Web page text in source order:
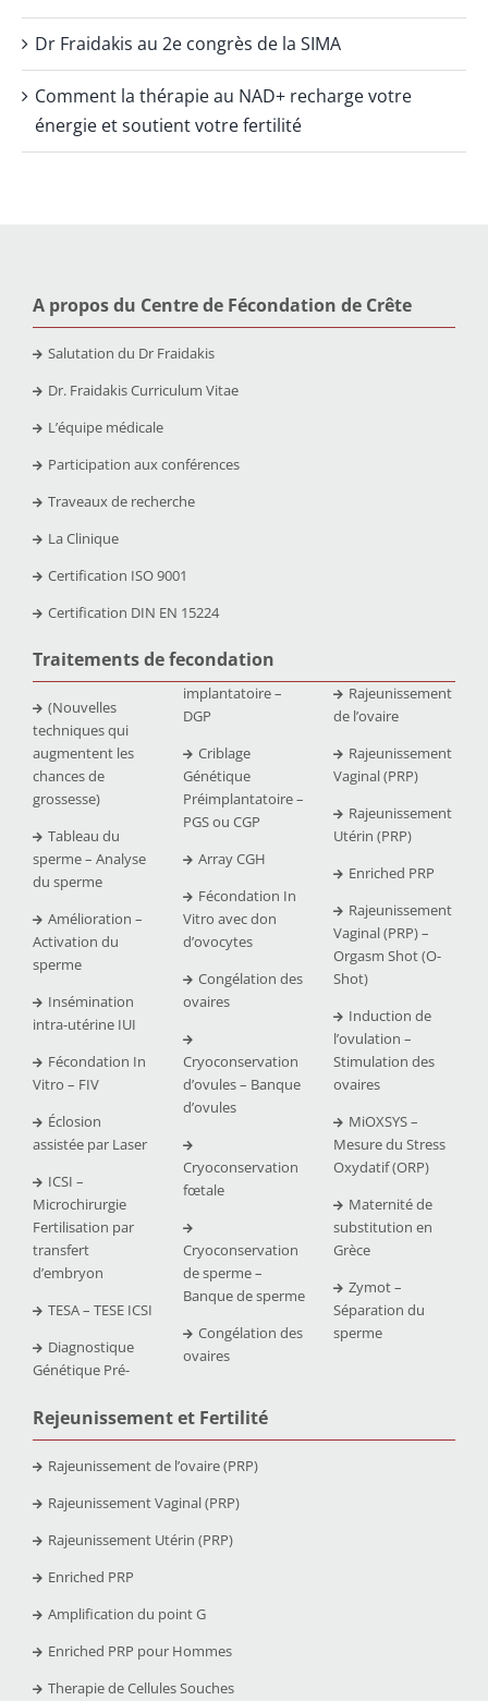
Dr Fraidakis au 2e congrès de la SIMA
Comment la thérapie au NAD+ recharge votre
énergie et soutient votre fertilité
A propos du Centre de Fécondation de Crête
Salutation du Dr Fraidakis
Dr. Fraidakis Curriculum Vitae
L’équipe médicale
Participation aux conférences
Traveaux de recherche
La Clinique
Certification ISO 9001
Certification DIN EN 15224
Traitements de fecondation
(Nouvelles
techniques qui
augmentent les
chances de
grossesse)
Tableau du
sperme – Analyse
du sperme
Amélioration –
Activation du
sperme
Insémination
intra-utérine IUI
Fécondation In
Vitro – FIV
Éclosion
assistée par Laser
ICSI –
Microchirurgie
Fertilisation par
transfert
d’embryon
TESA – TESE ICSI
Diagnostique
Génétique Pré-
implantatoire –
DGP
Criblage
Génétique
Préimplantatoire –
PGS ou CGP
Array CGH
Fécondation In
Vitro avec don
d’ovocytes
Congélation des
ovaires
Cryoconservation
d’ovules – Banque
d’ovules
Cryoconservation
fœtale
Cryoconservation
de sperme –
Banque de sperme
Congélation des
ovaires
Rajeunissement
de l’ovaire
Rajeunissement
Vaginal (PRP)
Rajeunissement
Utérin (PRP)
Enriched PRP
Rajeunissement
Vaginal (PRP) –
Orgasm Shot (O-
Shot)
Induction de
l’ovulation –
Stimulation des
ovaires
MiOXSYS –
Mesure du Stress
Oxydatif (ORP)
Maternité de
substitution en
Grèce
Zymot –
Séparation du
sperme
Rejeunissement et Fertilité
Rajeunissement de l’ovaire (PRP)
Rajeunissement Vaginal (PRP)
Rajeunissement Utérin (PRP)
Enriched PRP
Amplification du point G
Enriched PRP pour Hommes
Therapie de Cellules Souches